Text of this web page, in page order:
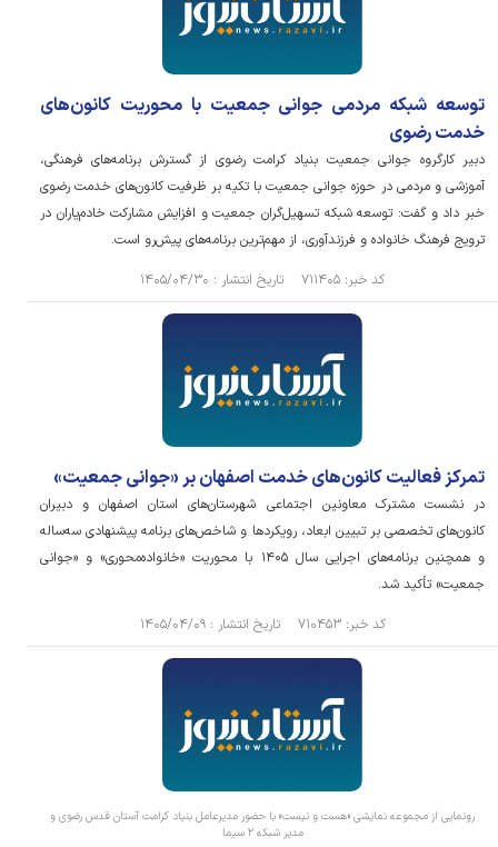
توسعه شبکه مردمی جوانی جمعیت با محوریت کانون‌های
خدمت رضوی
دبیر کارگروه جوانی جمعیت بنیاد کرامت رضوی از گسترش برنامه‌های فرهنگی،
آموزشی و مردمی در حوزه جوانی جمعیت با تکیه بر ظرفیت کانون‌های خدمت رضوی
خبر داد و گفت: توسعه شبکه تسهیل‌گران جمعیت و افزایش مشارکت خادم‌یاران در
ترویج فرهنگ خانواده و فرزندآوری، از مهم‌ترین برنامه‌های پیش‌رو است.
کد خبر: ۷۱۱۴۰۵ تاریخ انتشار : ۱۴۰۵/۰۴/۳۰
تمرکز فعالیت کانون‌های خدمت اصفهان بر «جوانی جمعیت»
در نشست مشترک معاونین اجتماعی شهرستان‌های استان اصفهان و دبیران
کانون‌های تخصصی بر تبیین ابعاد، رویکرد‌ها و شاخص‌های برنامه پیشنهادی سه‌ساله
و همچنین برنامه‌های اجرایی سال ۱۴۰۵ با محوریت «خانواده‌محوری» و «جوانی
جمعیت» تأکید شد.
کد خبر: ۷۱۰۴۵۳ تاریخ انتشار : ۱۴۰۵/۰۴/۰۹
رونمایی از مجموعه نمایشی «هست و نیست» با حضور مدیرعامل بنیاد کرامت آستان قدس رضوی و
مدیر شبکه ۲ سیما